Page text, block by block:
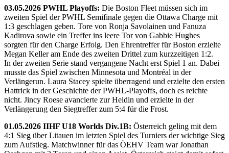
03.05.2026 PWHL Playoffs: Die Boston Fleet müssen sich im
zweiten Spiel der PWHL Semifinale gegen die Ottawa Charge mit
1:3 geschlagen geben. Tore von Ronja Savolainen und Fanuza
Kadirova sowie ein Treffer ins leere Tor von Gabbie Hughes
sorgten für den Charge Erfolg. Den Ehrentreffer für Boston erzielte
Megan Keller am Ende des zweiten Drittel zum kurzzeitigen 1:2.
In der zweiten Serie stand vergangene Nacht erst Spiel 1 an. Dabei
musste das Spiel zwischen Minnesota und Montréal in der
Verlängerun. Laura Stacey spielte überragend und erzielte den ersten
Hattrick in der Geschichte der PWHL-Playoffs, doch es reichte
nicht. Jincy Roese avancierte zur Heldin und erzielte in der
Verlängerung den Siegtreffer zum 5:4 für die Frost.
01.05.2026 IIHF U18 Worlds Div.1B: Österreich geling mit dem
4:1 Sieg über Litauen im letzten Spiel des Turniers der wichtige Sieg
zum Aufstieg. Matchwinner für das ÖEHV Team war Jonathan